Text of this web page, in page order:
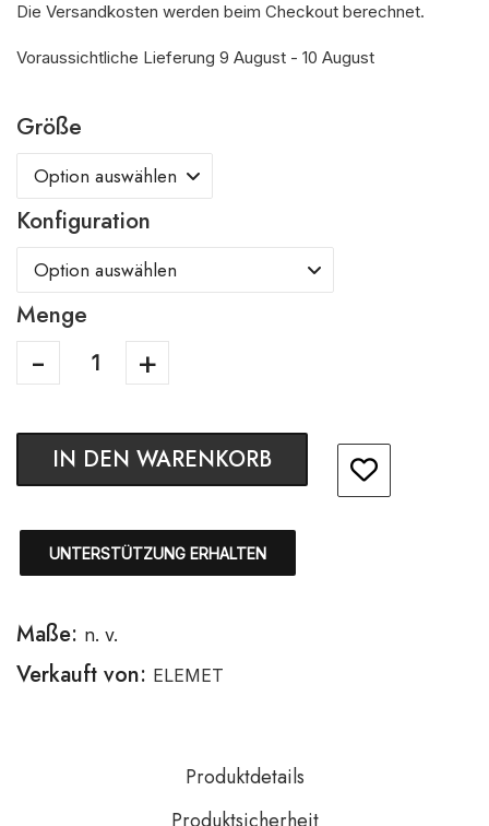
Die Versandkosten werden beim Checkout berechnet.
Voraussichtliche Lieferung 9 August - 10 August
Größe
Konfiguration
Menge
IN DEN WARENKORB
UNTERSTÜTZUNG ERHALTEN
Maße: n. v.
Verkauft von: ELEMET
Produktdetails